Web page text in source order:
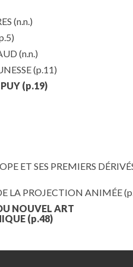
(n.n.)
(n.n.)
(p.11)
(p.19)
ET SES PREMIERS
LA PROJECTION ANIMÉE
NOUVEL ART
(p.48)